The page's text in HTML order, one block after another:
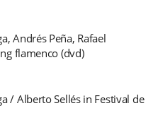
Andrés Peña, Rafael
flamenco (dvd)
/ Alberto Sellés in Festival de